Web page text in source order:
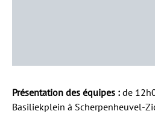
Présentation des équipes : de
Basiliekplein à Scherpenheuvel-